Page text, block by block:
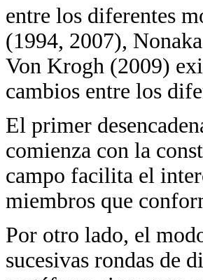
entre los diferentes
(1994, 2007),
Von Krogh (2009)
cambios entre los
El primer
comienza con la
campo facilita el
miembros que
Por otro lado, el
sucesivas rondas de